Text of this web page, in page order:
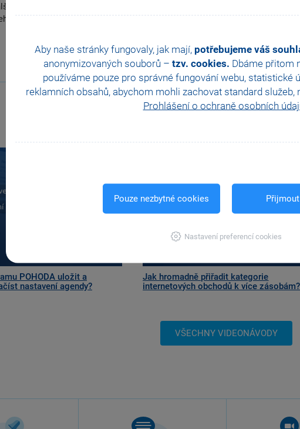
Aby naše stránky fungovaly, jak mají, potřebujeme váš
anonymizovaných souborů – tzv. cookies. Dbáme přitom
používáme pouze pro správné fungování webu, statistické
reklamních obsahů, abychom mohli zachovat standard služeb,
Prohlášení o ochraně osobních
Pouze nezbytné cookies
Nastavení preferencí cookies
způsoby odeslání SMS
odeslaných zpráv
ZPĚT NA VŠECHNY VIDEONÁVODY
POHODA uložit a
nastavení agendy?
Jak hromadně přiřadit kategorie
internetových obchodů k více zásobám?
VŠECHNY VIDEONÁVODY